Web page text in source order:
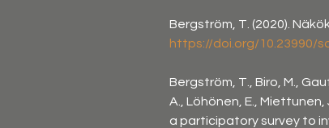
Bergström, T. (2020).
https://doi.org/10.23990/
Bergström, T., Biro, M.,
A., Löhönen, E., Miettunen,
a participatory survey to